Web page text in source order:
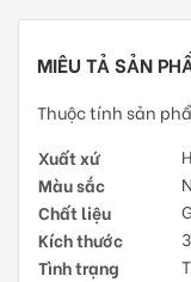
MIÊU TẢ SẢN
Thuộc tính sản
Xuất xứ
Màu sắc
Chất liệu
Kích thước
Tình trạng